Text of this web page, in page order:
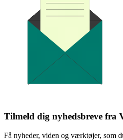
Tilmeld dig nyhedsbreve fra
Få nyheder, viden og værktøjer, som